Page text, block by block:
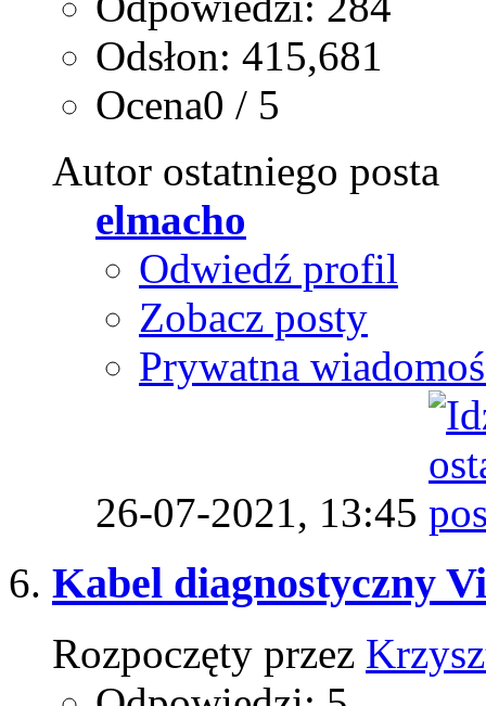
Odsłon: 415,681
Ocena0 / 5
Autor ostatniego posta
elmacho
Odwiedź profil
Zobacz posty
Prywatna
26-07-2021, 13:45
Kabel diagnostyczny
Rozpoczęty przez